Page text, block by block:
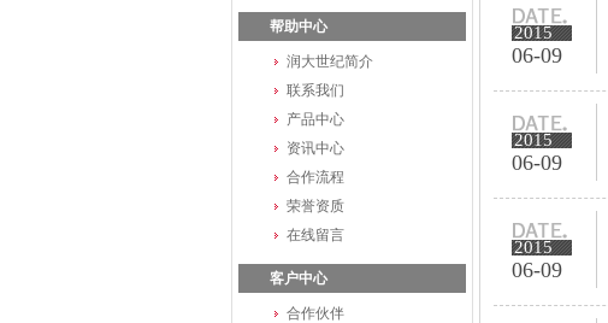
帮助中心
润大世纪简介
联系我们
产品中心
资讯中心
合作流程
荣誉资质
在线留言
客户中心
合作伙伴
2015
06-09
2015
06-09
2015
06-09